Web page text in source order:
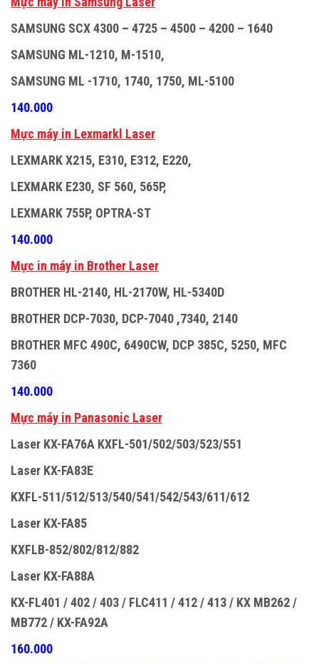
SAMSUNG SCX 4300 – 4725 – 4500 – 4200 – 1640
SAMSUNG ML-1210, M-1510,
SAMSUNG ML -1710, 1740, 1750, ML-5100
140.000
Mực máy in Lexmarkl Laser
LEXMARK X215, E310, E312, E220,
LEXMARK E230, SF 560, 565P,
LEXMARK 755P, OPTRA-ST
140.000
Mực in máy in Brother Laser
BROTHER HL-2140, HL-2170W, HL-5340D
BROTHER DCP-7030, DCP-7040 ,7340, 2140
BROTHER MFC 490C, 6490CW, DCP 385C, 5250, MFC
7360
140.000
Mực máy in Panasonic Laser
Laser KX-FA76A KXFL-501/502/503/523/551
Laser KX-FA83E
KXFL-511/512/513/540/541/542/543/611/612
Laser KX-FA85
KXFLB-852/802/812/882
Laser KX-FA88A
KX-FL401 / 402 / 403 / FLC411 / 412 / 413 / KX MB262 /
MB772 / KX-FA92A
160.000